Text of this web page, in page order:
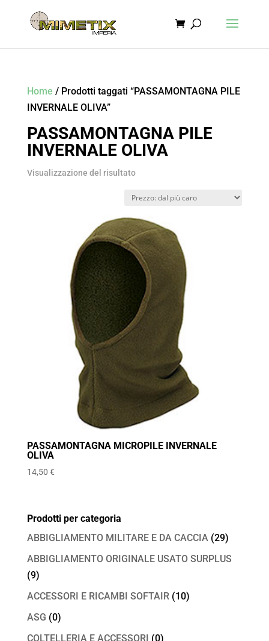
Home / Prodotti taggati “PASSAMONTAGNA PILE
INVERNALE OLIVA”
PASSAMONTAGNA PILE
INVERNALE OLIVA
Visualizzazione del risultato
PASSAMONTAGNA MICROPILE INVERNALE
OLIVA
14,50 €
Prodotti per categoria
ABBIGLIAMENTO MILITARE E DA CACCIA (29)
ABBIGLIAMENTO ORIGINALE USATO SURPLUS
(9)
ACCESSORI E RICAMBI SOFTAIR (10)
ASG (0)
COLTELLERIA E ACCESSORI (0)